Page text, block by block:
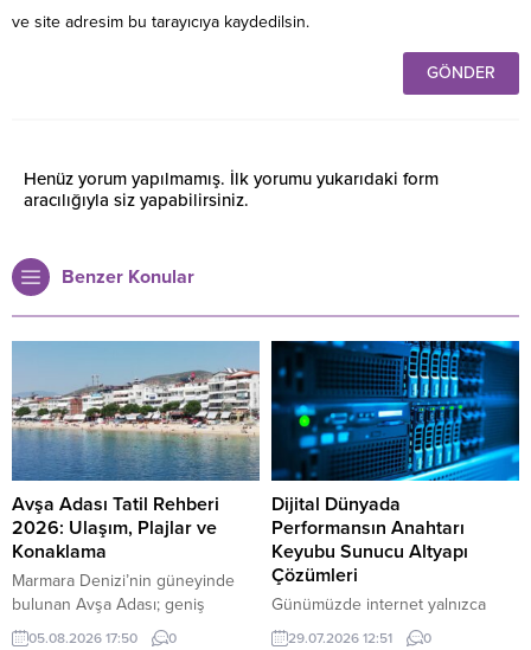
ve site adresim bu tarayıcıya kaydedilsin.
Henüz yorum yapılmamış. İlk yorumu yukarıdaki form
aracılığıyla siz yapabilirsiniz.
Benzer Konular
Avşa Adası Tatil Rehberi
2026: Ulaşım, Plajlar ve
Konaklama
Marmara Denizi’nin güneyinde
bulunan Avşa Adası; geniş
kumsalları, farklı bütçelere hitap
05.08.2026 17:50 0
Dijital Dünyada
Performansın Anahtarı
Keyubu Sunucu Altyapı
Çözümleri
Günümüzde internet yalnızca
bilgiye ulaşmanın bir yolu
29.07.2026 12:51 0